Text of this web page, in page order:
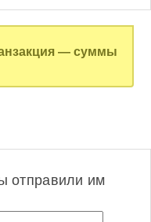
— суммы
отправили им